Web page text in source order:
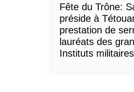
Fête du Trône:
préside à
prestation de
lauréats des
Instituts